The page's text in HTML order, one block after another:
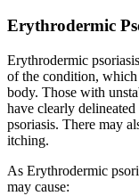
Erythrodermic
Erythrodermic
of the condition, which
body. Those with
have clearly
psoriasis. There may
itching.
As Erythrodermic
may cause: